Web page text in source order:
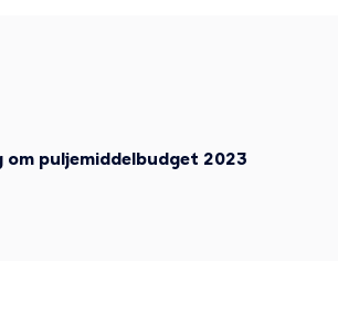
om puljemiddelbudget 2023